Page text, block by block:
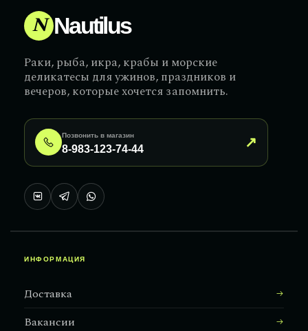
N Nautilus
Раки, рыба, икра, крабы и морские
деликатесы для ужинов, праздников и
вечеров, которые хочется запомнить.
Позвонить в магазин
8-983-123-74-44 ↗
ИНФОРМАЦИЯ
Доставка
Вакансии